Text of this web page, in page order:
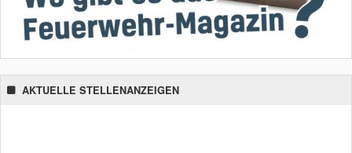
AKTUELLE STELLENANZEIGEN